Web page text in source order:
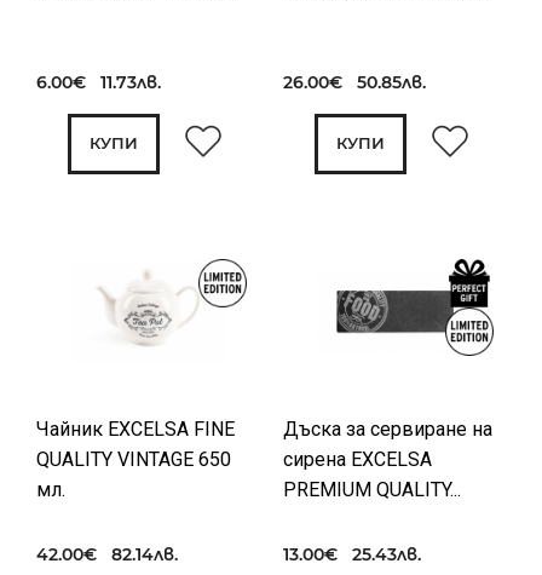
6.00€ 11.73лв.
КУПИ
26.00€ 50.85лв.
КУПИ
Чайник EXCELSA FINE
QUALITY VINTAGE 650
мл.
42.00€ 82.14лв.
Дъска за сервиране на
сирена EXCELSA
PREMIUM QUALITY...
13.00€ 25.43лв.